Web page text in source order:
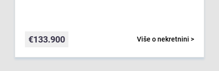
Više o nekretnini >
€133.900